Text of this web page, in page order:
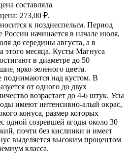
составляла
273,00 ₽.
к позднеспелым. Период
России начинается в начале июля,
до середины августа, а в
этого месяца. Кусты Магнуса
в диаметре до 50
ярко-зеленого цвета.
над кустом. В
от одного до двух
возрастает до 4-6 штук. Усы
имеют интенсивно-алый окрас,
конуса, размер которых
одной созревшей ягоды около 30
почти без кислинки и имеет
выделяется высоким процентом
класса.